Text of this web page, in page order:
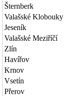
Šternberk
Valašské Klobouky
Jeseník
Valašské Meziříčí
Zlín
Havířov
Krnov
Vsetín
Přerov